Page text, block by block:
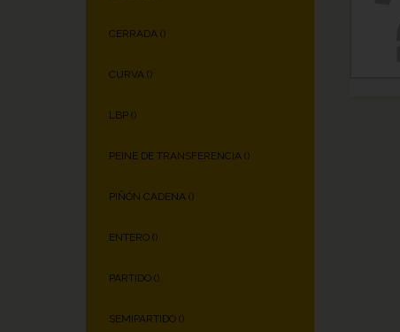
CERRADA ()
CURVA ()
LBP ()
PEINE DE TRANSFERENCIA ()
PIÑÓN CADENA ()
ENTERO ()
PARTIDO ()
SEMIPARTIDO ()